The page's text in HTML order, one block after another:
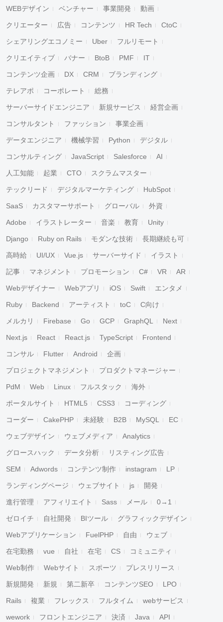
WEBデザイン ベンチャー 事業開発 動画
クリエーター 広告 コンテンツ HR Tech CtoC
シェアリングエコノミー Uber フルリモート
クリエイティブ バナー BtoB PMF IT
コンテンツ企画 DX CRM ブランディング
テレアポ コーポレート 総務
サーバーサイドエンジニア 新規サービス 経営企画
コンサルタント ファッション 事業企画
データエンジニア 機械学習 Python デジタル
コンサルティング JavaScript Salesforce AI
人工知能 起業 CTO スクラムマスター
テックリード デジタルマーケティング HubSpot
SaaS カスタマーサポート グローバル 外資
Adobe イラストレーター 音楽 教育 Unity
Django Ruby on Rails モダンな技術 長期継続も可
高時給 UI/UX Vue.js サーバーサイド イラスト
記事 マネジメント プロモーション C# VR AR
Webデザイナー Webアプリ iOS Swift エンタメ
Ruby Backend アーティスト toC C向け
メルカリ Firebase Go GCP GraphQL Next
Next.js React React.js TypeScript Frontend
コンサル Flutter Android 企画
プロジェクトマネジメント プロダクトマネージャー
PdM Web Linux フルスタック 海外
ポータルサイト HTML5 CSS3 コーディング
コーダー CakePHP 未経験 B2B MySQL EC
ウェブデザイン ウェブメディア Analytics
グロースハック データ分析 リスティング広告
SEM Adwords コンテンツ制作 instagram LP
ランディングページ ウェブサイト js 開発
進行管理 アフィリエイト Sass メール 0→1
ゼロイチ 自社開発 BIツール グラフィックデザイン
Webアプリケーション FuelPHP 自由 ウェブ
在宅勤務 vue 自社 在宅 CS コミュニティ
Web制作 Webサイト スポーツ プレスリリース
新規開発 新規 第二新卒 コンテンツSEO LPO
Rails 複業 フレックス フルタイム webサービス
wework フロントエンジニア 決済 Java API